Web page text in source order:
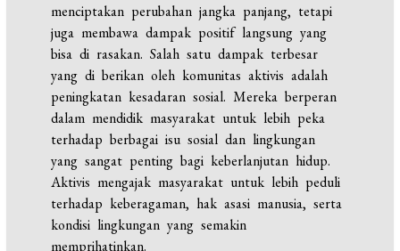
menciptakan perubahan jangka panjang, tetapi
juga membawa dampak positif langsung yang
bisa di rasakan. Salah satu dampak terbesar
yang di berikan oleh komunitas aktivis adalah
peningkatan kesadaran sosial. Mereka berperan
dalam mendidik masyarakat untuk lebih peka
terhadap berbagai isu sosial dan lingkungan
yang sangat penting bagi keberlanjutan hidup.
Aktivis mengajak masyarakat untuk lebih peduli
terhadap keberagaman, hak asasi manusia, serta
kondisi lingkungan yang semakin
memprihatinkan.